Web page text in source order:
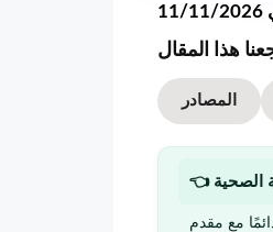
المصادر
الصحية
مع مقدم